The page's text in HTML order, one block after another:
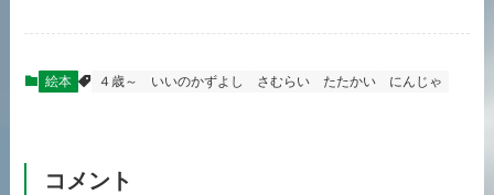
絵本 ４歳～ いいのかずよし さむらい たたかい にんじゃ
コメント